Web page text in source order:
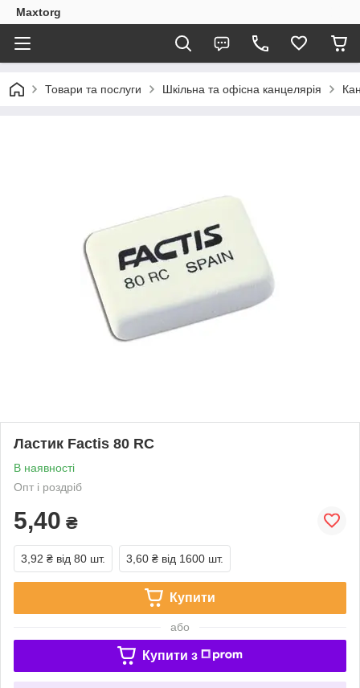
Maxtorg
Товари та послуги Шкільна та офісна канцелярія
Ластик Factis 80 RC
В наявності
Опт і роздріб
5,40 ₴
3,92 ₴ від 80 шт. 3,60 ₴ від 1600 шт.
Купити
або
Купити з